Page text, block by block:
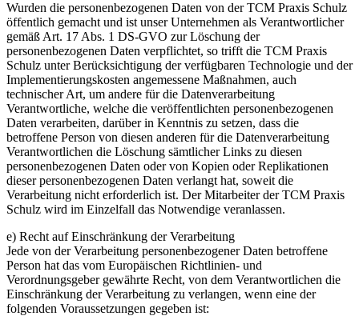
Wurden die personenbezogenen Daten von der TCM Praxis Schulz
öffentlich gemacht und ist unser Unternehmen als Verantwortlicher
gemäß Art. 17 Abs. 1 DS-GVO zur Löschung der
personenbezogenen Daten verpflichtet, so trifft die TCM Praxis
Schulz unter Berücksichtigung der verfügbaren Technologie und der
Implementierungskosten angemessene Maßnahmen, auch
technischer Art, um andere für die Datenverarbeitung
Verantwortliche, welche die veröffentlichten personenbezogenen
Daten verarbeiten, darüber in Kenntnis zu setzen, dass die
betroffene Person von diesen anderen für die Datenverarbeitung
Verantwortlichen die Löschung sämtlicher Links zu diesen
personenbezogenen Daten oder von Kopien oder Replikationen
dieser personenbezogenen Daten verlangt hat, soweit die
Verarbeitung nicht erforderlich ist. Der Mitarbeiter der TCM Praxis
Schulz wird im Einzelfall das Notwendige veranlassen.
e) Recht auf Einschränkung der Verarbeitung
Jede von der Verarbeitung personenbezogener Daten betroffene
Person hat das vom Europäischen Richtlinien- und
Verordnungsgeber gewährte Recht, von dem Verantwortlichen die
Einschränkung der Verarbeitung zu verlangen, wenn eine der
folgenden Voraussetzungen gegeben ist: